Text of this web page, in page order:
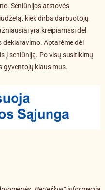
Seniūnijos atstovės
kiek dirba darbuotojų,
yra kreipiamasi dėl
Aptarėme dėl
į seniūniją. Po visų susitikimų
gyventojų klausimus.